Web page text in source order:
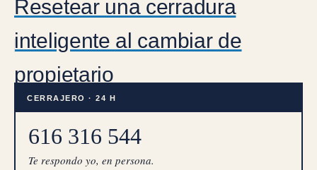
Resetear una cerradura
inteligente al cambiar de
propietario
CERRAJERO · 24 H
616 316 544
Te respondo yo, en persona.